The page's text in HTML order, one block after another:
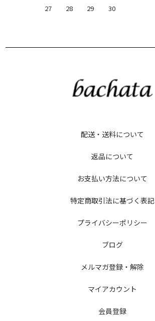
27
28 29 30
配送・送料について
返品について
お支払い方法について
特定商取引法に基づく表記
プライバシーポリシー
ブログ
メルマガ登録・解除
マイアカウント
会員登録